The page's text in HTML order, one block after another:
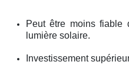
Peut être moins fiable
lumière solaire.
Investissement